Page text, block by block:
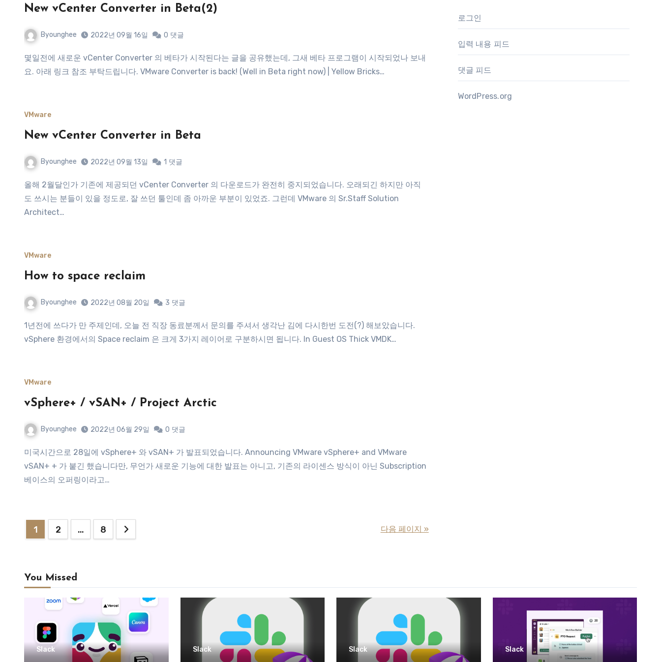
New vCenter Converter in Beta(2)
Byounghee 2022년 09월 16일 0 댓글
몇일전에 새로운 vCenter Converter 의 베타가 시작된다는 글을 공유했는데, 그새 베타 프로그램이 시작되었나 보내
요. 아래 링크 참조 부탁드립니다. VMware Converter is back! (Well in Beta right now) | Yellow Bricks…
VMware
New vCenter Converter in Beta
Byounghee 2022년 09월 13일 1 댓글
올해 2월달인가 기존에 제공되던 vCenter Converter 의 다운로드가 완전히 중지되었습니다. 오래되긴 하지만 아직
도 쓰시는 분들이 있을 정도로, 잘 쓰던 툴인데 좀 아까운 부분이 있었죠. 그런데 VMware 의 Sr.Staff Solution
Architect…
VMware
How to space reclaim
Byounghee 2022년 08월 20일 3 댓글
1년전에 쓰다가 만 주제인데, 오늘 전 직장 동료분께서 문의를 주셔서 생각난 김에 다시한번 도전(?) 해보았습니다.
vSphere 환경에서의 Space reclaim 은 크게 3가지 레이어로 구분하시면 됩니다. In Guest OS Thick VMDK…
VMware
vSphere+ / vSAN+ / Project Arctic
Byounghee 2022년 06월 29일 0 댓글
미국시간으로 28일에 vSphere+ 와 vSAN+ 가 발표되었습니다. Announcing VMware vSphere+ and VMware
vSAN+ + 가 붙긴 했습니다만, 무언가 새로운 기능에 대한 발표는 아니고, 기존의 라이센스 방식이 아닌 Subscription
베이스의 오퍼링이라고…
글
지
김
1 2 … 8 다음 페이지 »
로그인
입력 내용 피드
댓글 피드
WordPress.org
You Missed
Slack Slack Slack Slack